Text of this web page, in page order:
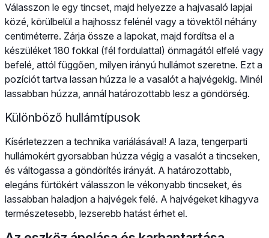
Válasszon le egy tincset, majd helyezze a hajvasaló lapjai
közé, körülbelül a hajhossz felénél vagy a tövektől néhány
centiméterre. Zárja össze a lapokat, majd fordítsa el a
készüléket 180 fokkal (fél fordulattal) önmagától elfelé vagy
befelé, attól függően, milyen irányú hullámot szeretne. Ezt a
pozíciót tartva lassan húzza le a vasalót a hajvégekig. Minél
lassabban húzza, annál határozottabb lesz a göndörség.
Különböző hullámtípusok
Kísérletezzen a technika variálásával! A laza, tengerparti
hullámokért gyorsabban húzza végig a vasalót a tincseken,
és váltogassa a göndörítés irányát. A határozottabb,
elegáns fürtökért válasszon le vékonyabb tincseket, és
lassabban haladjon a hajvégek felé. A hajvégeket kihagyva
természetesebb, lezserebb hatást érhet el.